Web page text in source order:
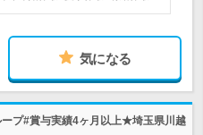
気になる
プ#賞与実績4ヶ月以上★埼玉県川越